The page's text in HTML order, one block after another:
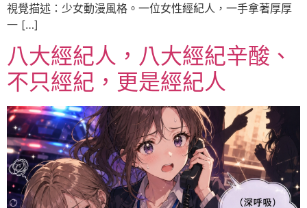
視覺描述：少女動漫風格。一位女性經紀人，一手拿著厚厚
一 […]
八大經紀人，八大經紀辛酸、
不只經紀，更是經紀人